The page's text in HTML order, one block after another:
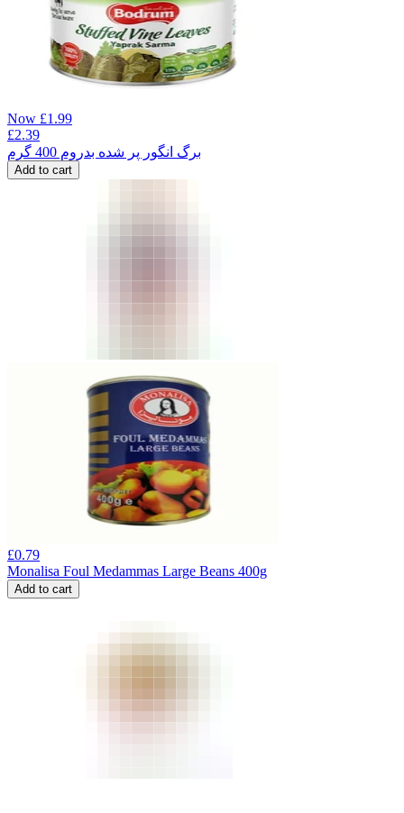
Now £1.99
£2.39
برگ انگور پر شده بدروم 400 گرم
Add to cart
£0.79
Monalisa Foul Medammas Large Beans 400g
Add to cart